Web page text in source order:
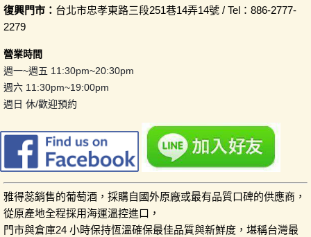
復興門市： 台北市忠孝東路三段251巷14弄14號 / Tel：886-2777-
2279
營業時間
週一~週五 11:30pm~20:30pm
週六 11:30pm~19:00pm
週日 休/歡迎預約
雅得蕊銷售的葡萄酒，採購自國外原廠或最有品質口碑的供應商，
從原產地全程採用海運溫控進口，
門市與倉庫24 小時保持恆溫確保最佳品質與新鮮度，堪稱台灣最